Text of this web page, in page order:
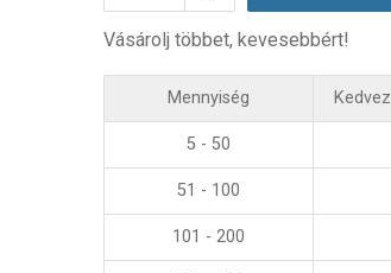
Vásárolj többet, kevesebbért!
Mennyiség
5 - 50
51 - 100
101 - 200